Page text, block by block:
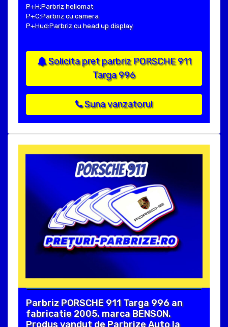
P+H:Parbriz heliomat
P+C:Parbriz cu camera
P+Hud:Parbriz cu head up display
Solicita pret parbriz PORSCHE 911
Targa 996
Suna vanzatorul
Parbriz PORSCHE 911 Targa 996 an
fabricatie 2005, marca BENSON.
Produs vandut de Parbrize Auto la